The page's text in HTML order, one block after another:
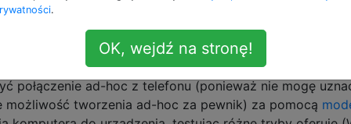
)bezłączenia się z rzeczywistym punktem dostępowym
tak samo jak WiFi direct (pozwala dwóm telefonom
to kompatybilne z każdym komputerem z Wi-Fi.
połączenie ad-hoc z telefonu (ponieważ nie mogę
możliwość tworzenia ad-hoc za pewnik) za pomocą
.
OK, wejdź na stronę!